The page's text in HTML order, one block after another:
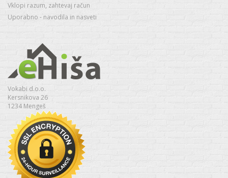
Vklopi razum, zahtevaj račun
Uporabno - navodila in nasveti
Vokabi d.o.o.
Kersnikova 26
1234 Mengeš